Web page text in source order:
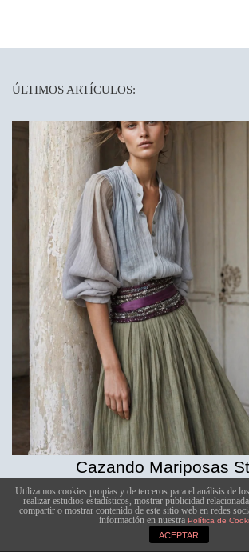
ÚLTIMOS ARTÍCULOS:
Cazando Mariposas
Utilizamos cookies propias y de terceros para el análisis de
realizar estudios estadísticos, mostrar publicidad
compartir o mostrar contenido de este sitio web en redes
información en nuestra Política de
ACEPTAR